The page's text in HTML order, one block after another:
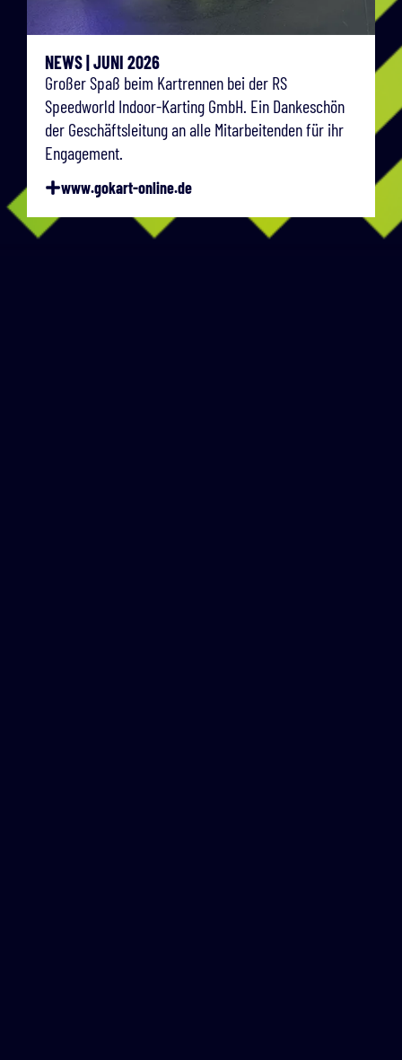
NEWS | JUNI 2026
Großer Spaß beim Kartrennen bei der RS
Speedworld Indoor-Karting GmbH. Ein Dankeschön
der Geschäftsleitung an alle Mitarbeitenden für ihr
Engagement.
www.gokart-online.de